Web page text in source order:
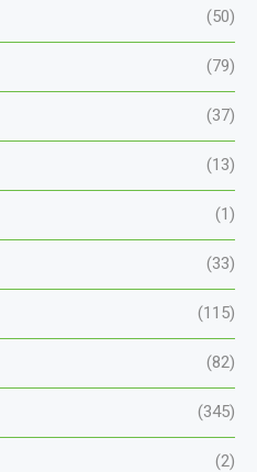
(50)
(79)
(37)
(13)
(1)
(33)
(115)
(82)
(345)
(2)